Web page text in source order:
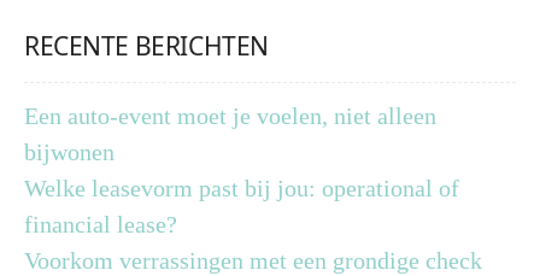
RECENTE BERICHTEN
Een auto-event moet je voelen, niet alleen
bijwonen
Welke leasevorm past bij jou: operational of
financial lease?
Voorkom verrassingen met een grondige check